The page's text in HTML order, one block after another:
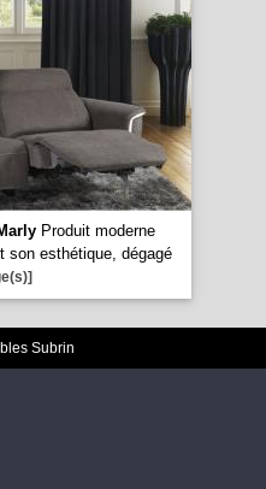
Produit moderne
son esthétique, dégagé
Subrin